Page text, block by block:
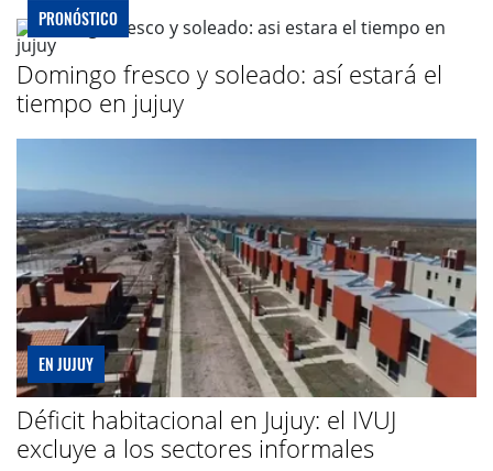
PRONÓSTICO
Domingo fresco y soleado: así estará el
tiempo en jujuy
EN JUJUY
Déficit habitacional en Jujuy: el IVUJ
excluye a los sectores informales